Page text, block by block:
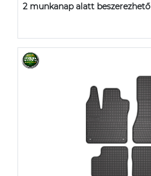
2 munkanap alatt beszerezhető